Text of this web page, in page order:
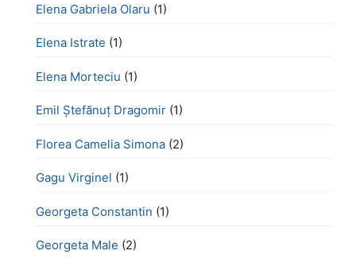
Elena Gabriela Olaru (1)
Elena Istrate (1)
Elena Morteciu (1)
Emil Ștefănuț Dragomir (1)
Florea Camelia Simona (2)
Gagu Virginel (1)
Georgeta Constantin (1)
Georgeta Male (2)